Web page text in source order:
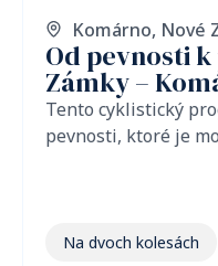
Komárno, Nové
Od pevnosti k
Zámky –
Tento cyklistický
pevnosti, ktoré je
Na dvoch kolesách